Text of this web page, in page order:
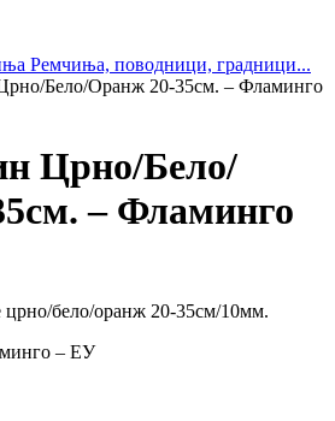
Ремчиња, поводници, градници...
Бело/Оранж 20-35см. – Фламинго
Црно/Бело/
– Фламинго
бело/оранж 20-35см/10мм.
– ЕУ